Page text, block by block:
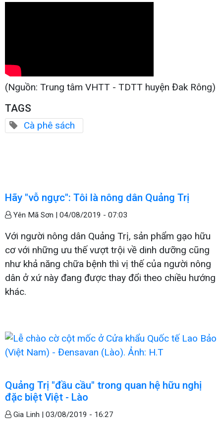
(Nguồn: Trung tâm VHTT - TDTT huyện Đak Rông)
TAGS
Cà phê sách
Hãy "vỗ ngực": Tôi là nông dân Quảng Trị
Yên Mã Sơn | 04/08/2019 - 07:03
Với người nông dân Quảng Trị, sản phẩm gạo hữu
cơ với những ưu thế vượt trội về dinh dưỡng cũng
như khả năng chữa bệnh thì vị thế của người nông
dân ở xứ này đang được thay đổi theo chiều hướng
khác.
Quảng Trị "đầu cầu" trong quan hệ hữu nghị
đặc biệt Việt - Lào
Gia Linh | 03/08/2019 - 16:27